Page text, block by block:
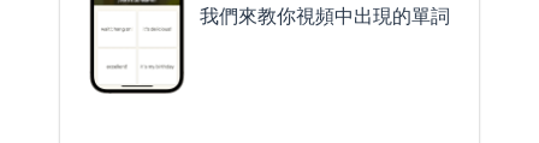
我們來教你視頻中出現的單詞